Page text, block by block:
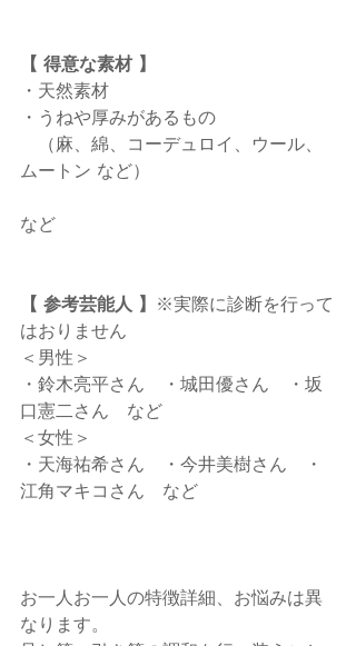
【 得意な素材 】
・天然素材
・うねや厚みがあるもの
（麻、綿、コーデュロイ、ウール、
ムートン など）
など
【 参考芸能人 】
※実際に診断を行って
はおりません
＜男性＞
・鈴木亮平さん　・城田優さん　・坂
口憲二さん　など
＜女性＞
・天海祐希さん　・今井美樹さん　・
江角マキコさん　など
お一人お一人の特徴詳細、お悩みは異
なります。